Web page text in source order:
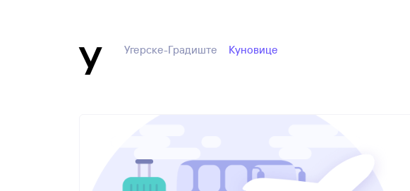
У Угерске-Градиште Куновице